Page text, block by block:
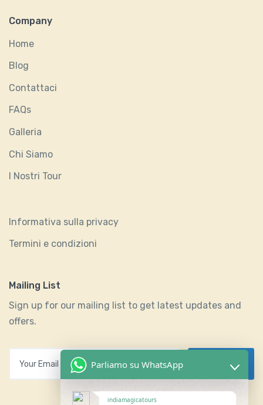
Company
Home
Blog
Contattaci
FAQs
Galleria
Chi Siamo
I Nostri Tour
Informativa sulla privacy
Termini e condizioni
Mailing List
Sign up for our mailing list to get latest updates and
offers.
Subscribes
Parliamo su WhatsApp
indiamagicatours